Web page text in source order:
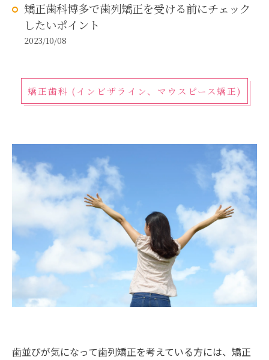
矯正歯科博多で歯列矯正を受ける前にチェック
したいポイント
2023/10/08
矯正歯科 (インビザライン、マウスピース矯正)
歯並びが気になって歯列矯正を考えている方には、矯正